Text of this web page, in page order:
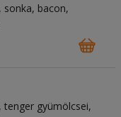
sonka bacon
tenger gyümölcsei